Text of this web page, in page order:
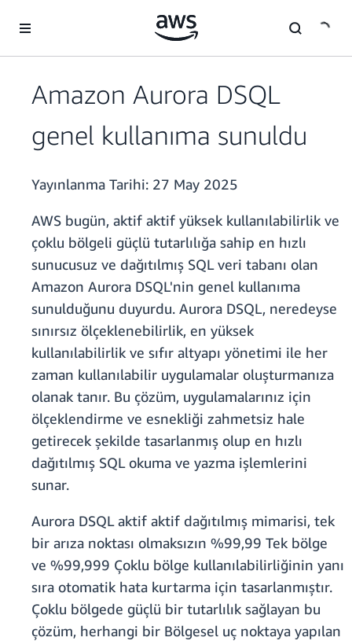
Amazon Aurora DSQL
genel kullanıma sunuldu
Yayınlanma Tarihi: 27 May 2025
AWS bugün, aktif aktif yüksek kullanılabilirlik ve
çoklu bölgeli güçlü tutarlılığa sahip en hızlı
sunucusuz ve dağıtılmış SQL veri tabanı olan
Amazon Aurora DSQL'nin genel kullanıma
sunulduğunu duyurdu. Aurora DSQL, neredeyse
sınırsız ölçeklenebilirlik, en yüksek
kullanılabilirlik ve sıfır altyapı yönetimi ile her
zaman kullanılabilir uygulamalar oluşturmanıza
olanak tanır. Bu çözüm, uygulamalarınız için
ölçeklendirme ve esnekliği zahmetsiz hale
getirecek şekilde tasarlanmış olup en hızlı
dağıtılmış SQL okuma ve yazma işlemlerini
sunar.
Aurora DSQL aktif aktif dağıtılmış mimarisi, tek
bir arıza noktası olmaksızın %99,99 Tek bölge
ve %99,999 Çoklu bölge kullanılabilirliğinin yanı
sıra otomatik hata kurtarma için tasarlanmıştır.
Çoklu bölgede güçlü bir tutarlılık sağlayan bu
çözüm, herhangi bir Bölgesel uç noktaya yapılan